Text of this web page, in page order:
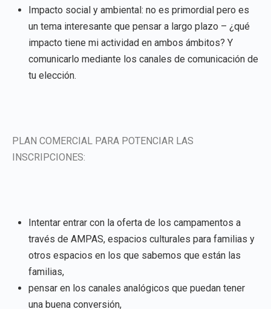
Impacto social y ambiental: no es primordial pero es
un tema interesante que pensar a largo plazo – ¿qué
impacto tiene mi actividad en ambos ámbitos? Y
comunicarlo mediante los canales de comunicación de
tu elección.
PLAN COMERCIAL PARA POTENCIAR LAS
INSCRIPCIONES:
Intentar entrar con la oferta de los campamentos a
través de AMPAS, espacios culturales para familias y
otros espacios en los que sabemos que están las
familias,
pensar en los canales analógicos que puedan tener
una buena conversión,